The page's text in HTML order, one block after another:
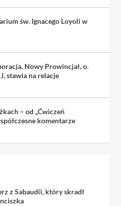
św. Ignacego Loyoli w
Nowy Prowincjał, o.
stawia na relacje
– od „Ćwiczeń
komentarze
z Sabaudii, który skradł